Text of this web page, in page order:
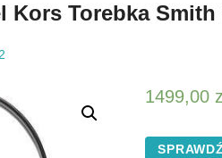
Kors Torebka Smith
1499,00
SPRAWDŹ